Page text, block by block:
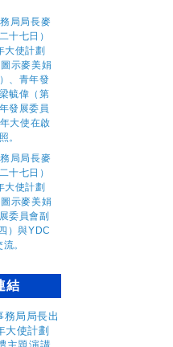
結
務局局長出
大使計劃